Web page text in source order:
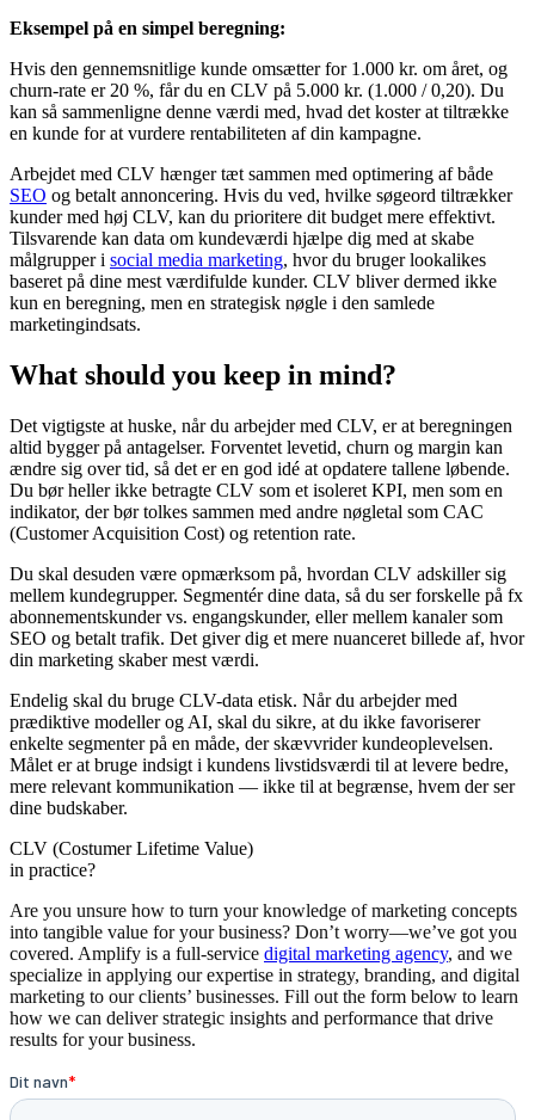
Eksempel på en simpel beregning:
Hvis den gennemsnitlige kunde omsætter for 1.000 kr. om året, og
churn-rate er 20 %, får du en CLV på 5.000 kr. (1.000 / 0,20). Du
kan så sammenligne denne værdi med, hvad det koster at tiltrække
en kunde for at vurdere rentabiliteten af din kampagne.
Arbejdet med CLV hænger tæt sammen med optimering af både
SEO og betalt annoncering. Hvis du ved, hvilke søgeord tiltrækker
kunder med høj CLV, kan du prioritere dit budget mere effektivt.
Tilsvarende kan data om kundeværdi hjælpe dig med at skabe
målgrupper i social media marketing, hvor du bruger lookalikes
baseret på dine mest værdifulde kunder. CLV bliver dermed ikke
kun en beregning, men en strategisk nøgle i den samlede
marketingindsats.
What should you keep in mind?
Det vigtigste at huske, når du arbejder med CLV, er at beregningen
altid bygger på antagelser. Forventet levetid, churn og margin kan
ændre sig over tid, så det er en god idé at opdatere tallene løbende.
Du bør heller ikke betragte CLV som et isoleret KPI, men som en
indikator, der bør tolkes sammen med andre nøgletal som CAC
(Customer Acquisition Cost) og retention rate.
Du skal desuden være opmærksom på, hvordan CLV adskiller sig
mellem kundegrupper. Segmentér dine data, så du ser forskelle på fx
abonnementskunder vs. engangskunder, eller mellem kanaler som
SEO og betalt trafik. Det giver dig et mere nuanceret billede af, hvor
din marketing skaber mest værdi.
Endelig skal du bruge CLV-data etisk. Når du arbejder med
prædiktive modeller og AI, skal du sikre, at du ikke favoriserer
enkelte segmenter på en måde, der skævvrider kundeoplevelsen.
Målet er at bruge indsigt i kundens livstidsværdi til at levere bedre,
mere relevant kommunikation — ikke til at begrænse, hvem der ser
dine budskaber.
CLV (Costumer Lifetime Value)
in practice?
Are you unsure how to turn your knowledge of marketing concepts
into tangible value for your business? Don’t worry—we’ve got you
covered. Amplify is a full-service digital marketing agency, and we
specialize in applying our expertise in strategy, branding, and digital
marketing to our clients’ businesses. Fill out the form below to learn
how we can deliver strategic insights and performance that drive
results for your business.